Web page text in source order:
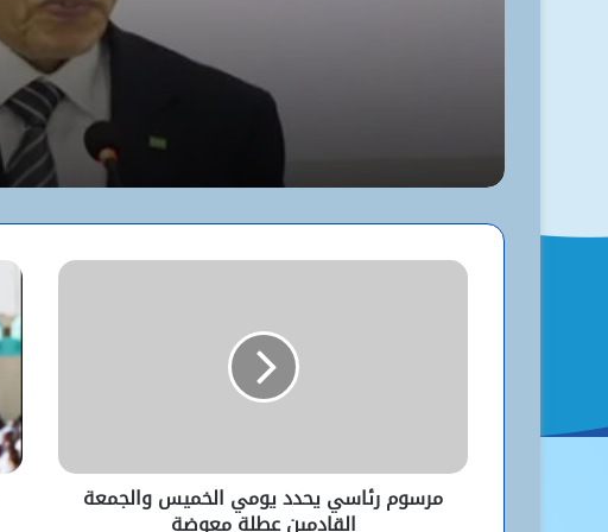
مستوى نظافة نواكشوط
انطلاق مسابقة دخول ثانويات
الامتياز في عموم موريتانيا
بمشاركة أكثر من 9 آلاف مترشح
مرسوم رئاسي يحدد يومي الخميس والجمعة
القادمين عطلة معوضة